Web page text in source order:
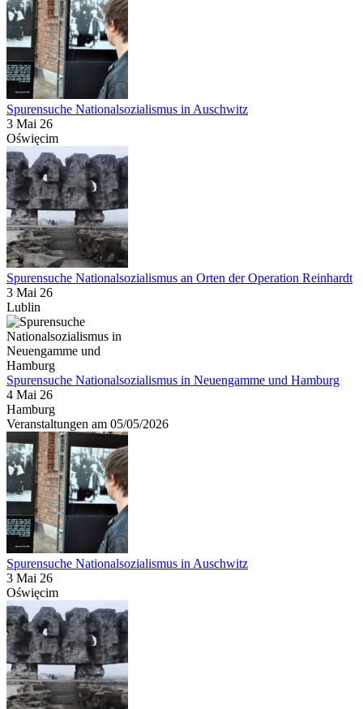
Spurensuche Nationalsozialismus in Auschwitz
3 Mai 26
Oświęcim
Spurensuche Nationalsozialismus an Orten der Operation Reinhardt
3 Mai 26
Lublin
Spurensuche Nationalsozialismus in Neuengamme und Hamburg
4 Mai 26
Hamburg
Veranstaltungen am 05/05/2026
Spurensuche Nationalsozialismus in Auschwitz
3 Mai 26
Oświęcim